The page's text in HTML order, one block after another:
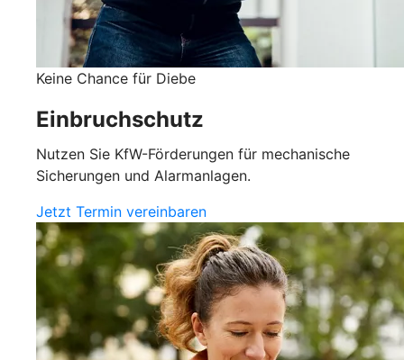
Keine Chance für Diebe
Einbruchschutz
Nutzen Sie KfW-Förderungen für mechanische
Sicherungen und Alarmanlagen.
Jetzt Termin vereinbaren